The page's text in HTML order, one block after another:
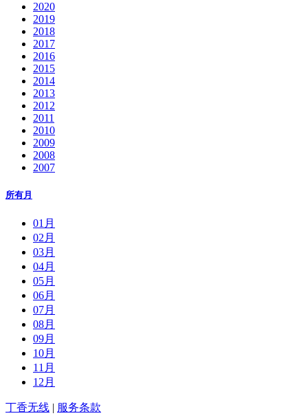
2020
2019
2018
2017
2016
2015
2014
2013
2012
2011
2010
2009
2008
2007
所有月
01月
02月
03月
04月
05月
06月
07月
08月
09月
10月
11月
12月
丁香无线 服务条款